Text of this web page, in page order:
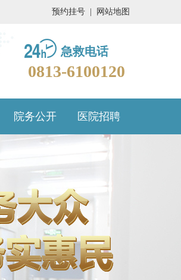
预约挂号 网站地图
急救电话
0813-6100120
院务公开 医院招聘